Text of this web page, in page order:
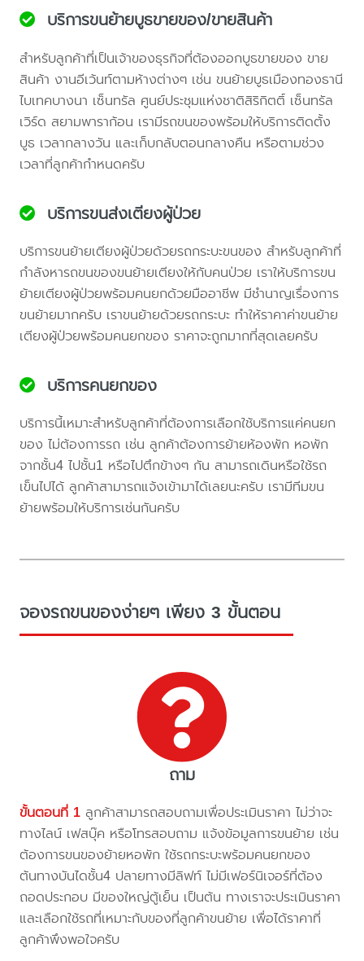
บริการขนย้ายบูธขายของ/ขายสินค้า
สำหรับลูกค้าที่เป็นเจ้าของธุรกิจที่ต้องออกบูธขายของ ขาย
สินค้า งานอีเว้นท์ตามห้างต่างๆ เช่น ขนย้ายบูธเมืองทองธานี
ไบเทคบางนา เซ็นทรัล ศูนย์ประชุมแห่งชาติสิริกิตติ์ เซ็นทรัล
เวิร์ด สยามพาราก้อน เรามีรถขนของพร้อมให้บริการติดตั้ง
บูธ เวลากลางวัน และเก็บกลับตอนกลางคืน หรือตามช่วง
เวลาที่ลูกค้ากำหนดครับ
บริการขนส่งเตียงผู้ป่วย
บริการขนย้ายเตียงผู้ป่วยด้วยรถกระบะขนของ สำหรับลูกค้าที่
กำลังหารถขนของขนย้ายเตียงให้กับคนป่วย เราให้บริการขน
ย้ายเตียงผู้ป่วยพร้อมคนยกด้วยมืออาชีพ มีชำนาญเรื่องการ
ขนย้ายมากครับ เราขนย้ายด้วยรถกระบะ ทำให้ราคาค่าขนย้าย
เตียงผู้ป่วยพร้อมคนยกของ ราคาจะถูกมากที่สุดเลยครับ
บริการคนยกของ
บริการนี้เหมาะสำหรับลูกค้าที่ต้องการเลือกใช้บริการแค่คนยก
ของ ไม่ต้องการรถ เช่น ลูกค้าต้องการย้ายห้องพัก หอพัก
จากชั้น4 ไปชั้น1 หรือไปตึกข้างๆ กัน สามารถเดินหรือใช้รถ
เข็นไปได้ ลูกค้าสามารถแจ้งเข้ามาได้เลยนะครับ เรามีทีมขน
ย้ายพร้อมให้บริการเช่นกันครับ
จองรถขนของง่ายๆ เพียง 3 ขั้นตอน
ถาม
ขั้นตอนที่ 1 ลูกค้าสามารถสอบถามเพื่อประเมินราคา ไม่ว่าจะ
ทางไลน์ เฟสบุ๊ค หรือโทรสอบถาม แจ้งข้อมูลการขนย้าย เช่น
ต้องการขนของย้ายหอพัก ใช้รถกระบะพร้อมคนยกของ
ต้นทางบันไดชั้น4 ปลายทางมีลิฟท์ ไม่มีเฟอร์นิเจอร์ที่ต้อง
ถอดประกอบ มีของใหญ่ตู้เย็น เป็นต้น ทางเราจะประเมินราคา
และเลือกใช้รถที่เหมาะกับของที่ลูกค้าขนย้าย เพื่อได้ราคาที่
ลูกค้าพึงพอใจครับ